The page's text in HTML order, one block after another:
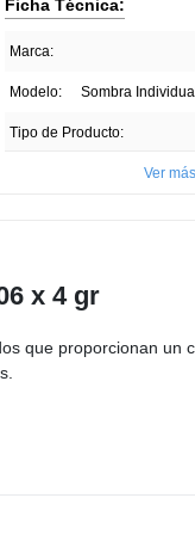
Enlace
en
misma
página.
Ficha Técnica:
Marca:
Modelo: Sombra
Tipo de Producto:
País de Producción:
Presentación del Producto:
Ver más
x 4 gr
que proporcionan un